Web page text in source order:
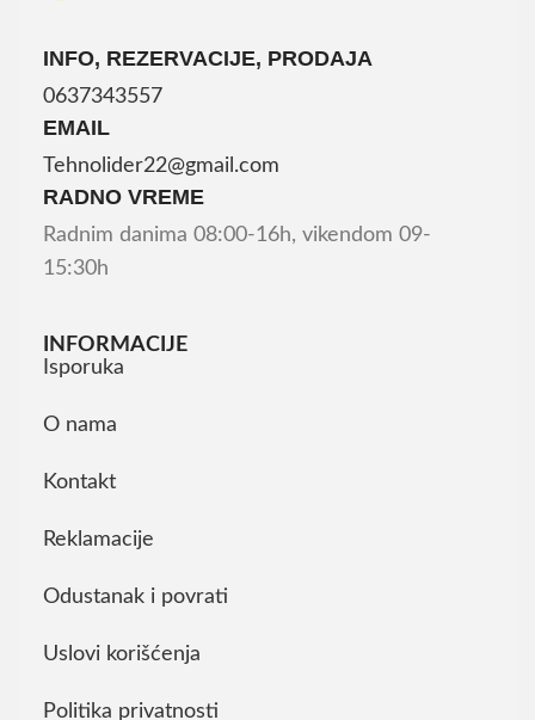
INFO, REZERVACIJE, PRODAJA
0637343557
EMAIL
Tehnolider22@gmail.com
RADNO VREME
Radnim danima 08:00-16h, vikendom 09-
15:30h
INFORMACIJE
Isporuka
O nama
Kontakt
Reklamacije
Odustanak i povrati
Uslovi korišćenja
Politika privatnosti